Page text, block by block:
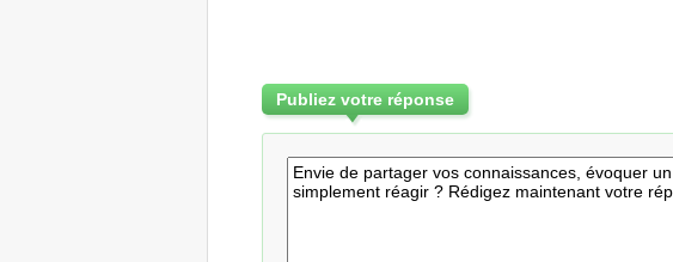
Publiez votre réponse